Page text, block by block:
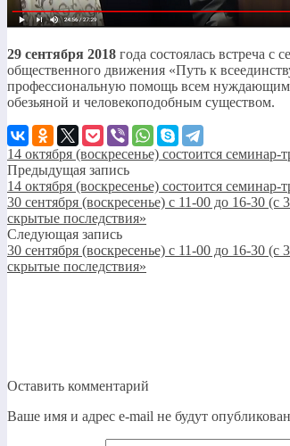
29 сентября 2018 года состоялась встреча
общественного движения «Путь к
профессиональную помощь всем
обезьяной и человекоподобным существом.
14 октября (воскресенье) состоится
Предыдущая запись
14 октября (воскресенье) состоится
30 сентября (воскресенье) с 11-00 до 16-30
скрытые последствия»
Следующая запись
30 сентября (воскресенье) с 11-00 до 16-30
скрытые последствия»
Оставить комментарий
Ваше имя и адрес e-mail не будут